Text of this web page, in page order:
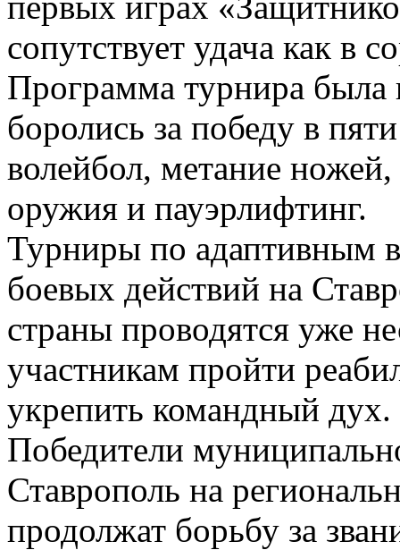
сопутствует удача как в
Программа турнира
боролись за победу в
волейбол, метание ножей,
оружия и пауэрлифтинг.
Турниры по адаптивным
боевых действий на
страны проводятся уже
участникам пройти
укрепить командный дух.
Победители
Ставрополь на
продолжат борьбу за